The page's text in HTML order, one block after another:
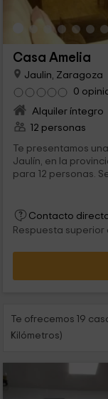
Casa Amelia
Jaulin, Zaragoza
0
Alquiler íntegro
12 personas
Te presentamos
Jaulín, en la
para 12 personas.
Contacto
Respuesta superior
Te ofrecemos 19
Kilómetros)